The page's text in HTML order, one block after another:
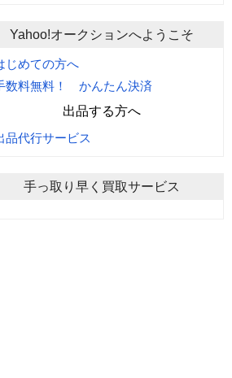
PROOF JACKET メンズ
Mサイズ スノーボードジ
現在 20,900円
ーボードパンツウェア
サロモン ゴアテックス
現在 16,500円
Yahoo!オークションへようこそ
じめての方へ
数料無料！ かんたん決済
出品する方へ
品代行サービス
手っ取り早く買取サービス